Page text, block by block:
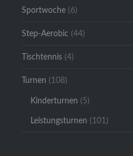
Sportwoche (6)
Step-Aerobic (44)
Tischtennis (4)
Turnen (108)
Kinderturnen (5)
Leistungsturnen (101)